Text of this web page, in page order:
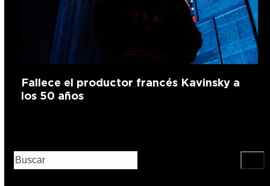
Fallece el productor francés Kavinsky a
los 50 años